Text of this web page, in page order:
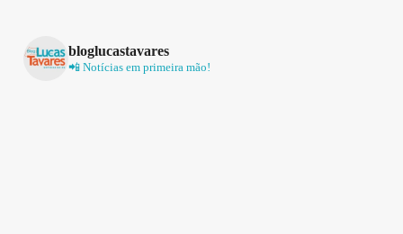
bloglucastavares
📲 Notícias em primeira mão!